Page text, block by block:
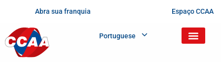
Abra sua franquia Espaço CCAA
Portuguese